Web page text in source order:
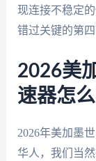
现连接不稳定
错过关键的第四
2026美
速器怎么
2026年美加墨
华人，我们当